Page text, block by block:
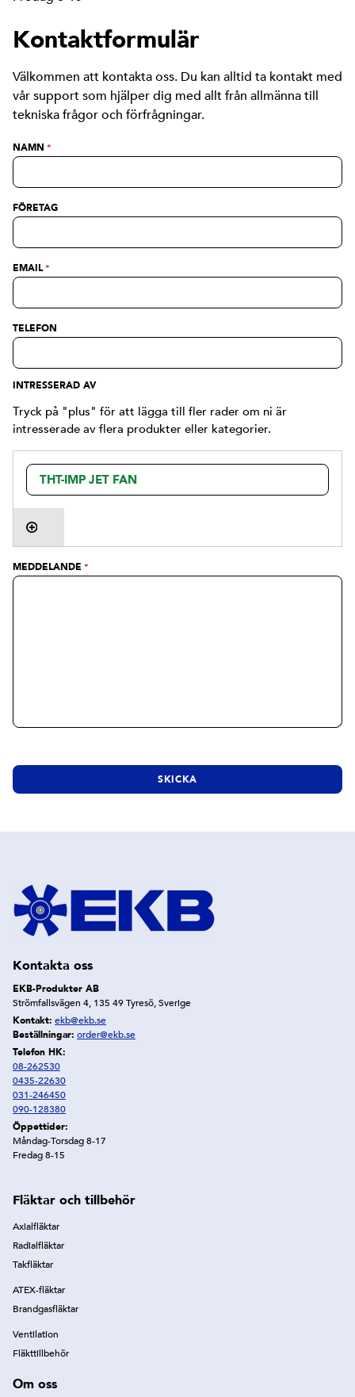
Kontaktformulär
Välkommen att kontakta oss. Du kan alltid ta kontakt med
vår support som hjälper dig med allt från allmänna till
tekniska frågor och förfrågningar.
NAMN *
FÖRETAG
EMAIL*
TELEFON
INTRESSERAD AV
Tryck på "plus" för att lägga till fler rader om ni är
intresserade av flera produkter eller kategorier.
MEDDELANDE *
Kontakta oss
EKB-Produkter AB
Strömfallsvägen 4, 135 49 Tyresö, Sverige
Kontakt: ekb@ekb.se
Beställningar: order@ekb.se
Telefon HK:
08-262530
0435-22630
031-246450
090-128380
Öppettider:
Måndag-Torsdag 8-17
Fredag 8-15
Fläktar och tillbehör
Axialfläktar
Radialfläktar
Takfläktar
ATEX-fläktar
Brandgasfläktar
Ventilation
Fläkttillbehör
Om oss